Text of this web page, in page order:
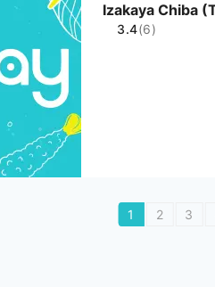
Izakaya Chiba
3.4(6)
1 2 3